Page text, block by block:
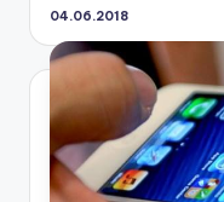
04.06.2018